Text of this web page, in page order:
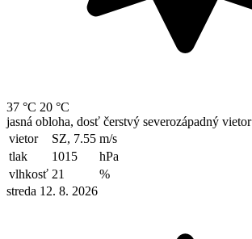
37 °C 20 °C
jasná obloha, dosť čerstvý severozápadný vietor
vietor
SZ, 7.55 m/s
tlak
1015
hPa
vlhkosť 21
%
streda 12. 8. 2026